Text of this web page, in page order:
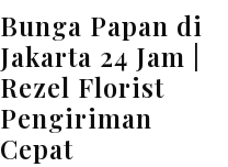
Bunga Papan di
Jakarta 24 Jam |
Rezel Florist
Pengiriman
Cepat